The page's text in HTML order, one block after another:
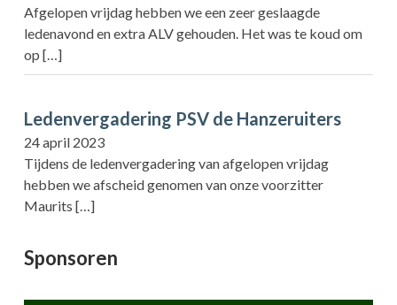
Afgelopen vrijdag hebben we een zeer geslaagde
ledenavond en extra ALV gehouden. Het was te koud om
op […]
Ledenvergadering PSV de Hanzeruiters
24 april 2023
Tijdens de ledenvergadering van afgelopen vrijdag
hebben we afscheid genomen van onze voorzitter
Maurits […]
Sponsoren